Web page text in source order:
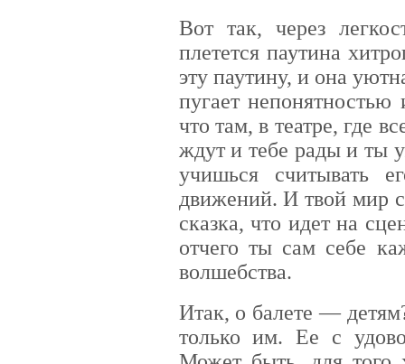
Вот так, через
плетется паутина
эту паутину, и она
пугает
что там, в театре, где
ждут и тебе рады и ты
учишься считывать
движений. И твой мир
сказка, что идет на
отчего ты сам себе
волшебства.
Итак, о балете —
только им. Ее с